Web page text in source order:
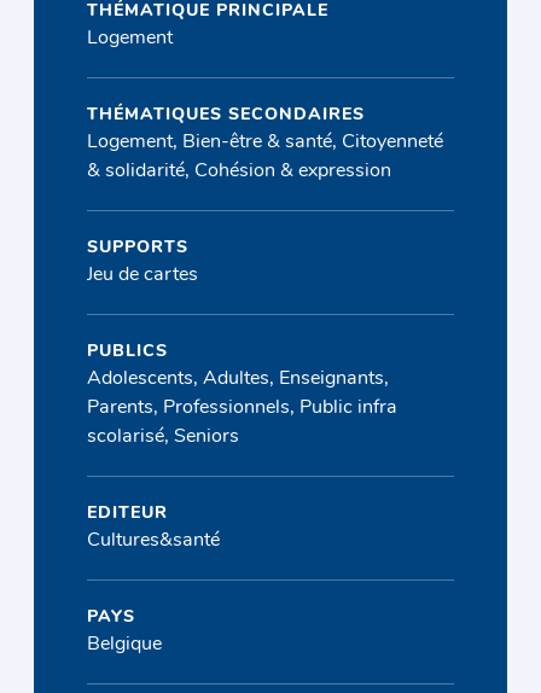
THÉMATIQUE PRINCIPALE
Logement
THÉMATIQUES SECONDAIRES
Logement, Bien-être & santé, Citoyenneté
& solidarité, Cohésion & expression
SUPPORTS
Jeu de cartes
PUBLICS
Adolescents, Adultes, Enseignants,
Parents, Professionnels, Public infra
scolarisé, Seniors
EDITEUR
Cultures&santé
PAYS
Belgique